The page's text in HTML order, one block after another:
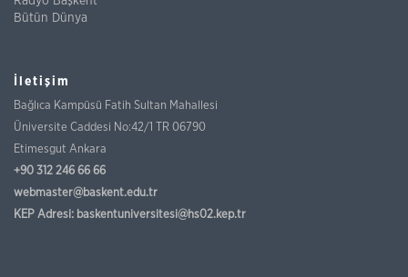
Bütün Dünya
İletişim
Bağlıca Kampüsü Fatih Sultan Mahallesi
Üniversite Caddesi No:42/1 TR 06790
Etimesgut Ankara
+90 312 246 66 66
webmaster@baskent.edu.tr
KEP Adresi: baskentuniversitesi@hs02.kep.tr